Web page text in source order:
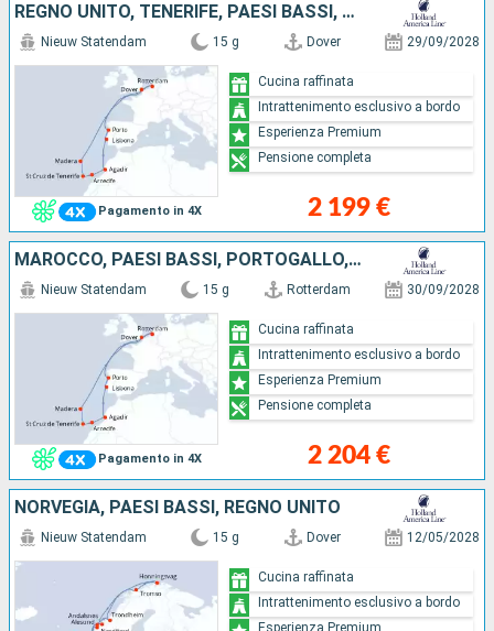
REGNO UNITO, TENERIFE, PAESI BASSI, PORTOGALLO, LANZAROTE, MAROCCO
Pagamento in 4X
Nieuw Statendam 15 g Dover 29/09/2028
2 199 €
Cucina raffinata
Intrattenimento esclusivo a bordo
Esperienza Premium
Pensione completa
MAROCCO, PAESI BASSI, PORTOGALLO, REGNO UNITO, TENERIFE, LANZAROTE
Pagamento in 4X
Nieuw Statendam 15 g Rotterdam 30/09/2028
2 204 €
Cucina raffinata
Intrattenimento esclusivo a bordo
Esperienza Premium
Pensione completa
NORVEGIA, PAESI BASSI, REGNO UNITO
Nieuw Statendam 15 g Dover 12/05/2028
Cucina raffinata
Intrattenimento esclusivo a bordo
Esperienza Premium